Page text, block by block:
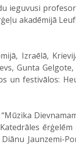
ieguvusi
akadēmijā
Izraēlā,
Gunta
un festivālos:
ērģelēm
Jaunzemi-